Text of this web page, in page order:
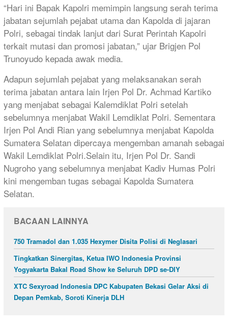
“Hari ini Bapak Kapolri memimpin langsung serah terima
jabatan sejumlah pejabat utama dan Kapolda di jajaran
Polri, sebagai tindak lanjut dari Surat Perintah Kapolri
terkait mutasi dan promosi jabatan,” ujar Brigjen Pol
Trunoyudo kepada awak media.
Adapun sejumlah pejabat yang melaksanakan serah
terima jabatan antara lain Irjen Pol Dr. Achmad Kartiko
yang menjabat sebagai Kalemdiklat Polri setelah
sebelumnya menjabat Wakil Lemdiklat Polri. Sementara
Irjen Pol Andi Rian yang sebelumnya menjabat Kapolda
Sumatera Selatan dipercaya mengemban amanah sebagai
Wakil Lemdiklat Polri.Selain itu, Irjen Pol Dr. Sandi
Nugroho yang sebelumnya menjabat Kadiv Humas Polri
kini mengemban tugas sebagai Kapolda Sumatera
Selatan.
BACAAN LAINNYA
750 Tramadol dan 1.035 Hexymer Disita Polisi di Neglasari
Tingkatkan Sinergitas, Ketua IWO Indonesia Provinsi
Yogyakarta Bakal Road Show ke Seluruh DPD se-DIY
XTC Sexyroad Indonesia DPC Kabupaten Bekasi Gelar Aksi di
Depan Pemkab, Soroti Kinerja DLH